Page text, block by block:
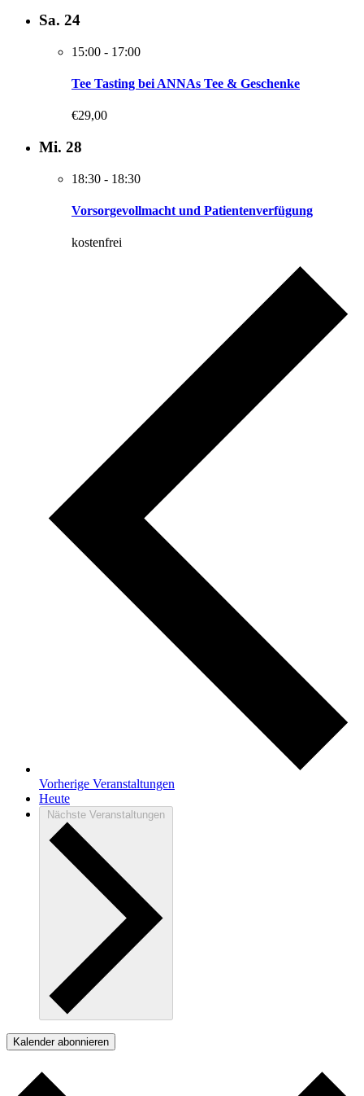
Sa. 24
15:00 - 17:00
Tee Tasting bei ANNAs Tee & Geschenke
€29,00
Mi. 28
18:30 - 18:30
Vorsorgevollmacht und Patientenverfügung
kostenfrei
Vorherige Veranstaltungen
Heute
Nächste Veranstaltungen
Kalender abonnieren